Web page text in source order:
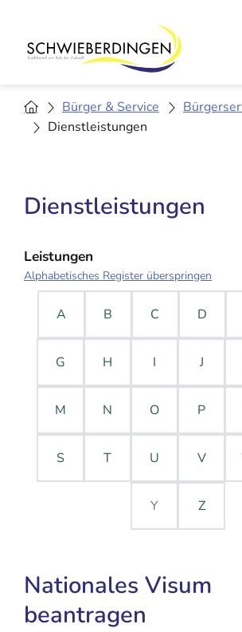
Bürger & Service
Dienstleistungen
Dienstleistungen
Leistungen
Alphabetisches Register überspringen
A B C D
G H I J
M N O P
S T U V
Y Z
Nationales Visum
beantragen